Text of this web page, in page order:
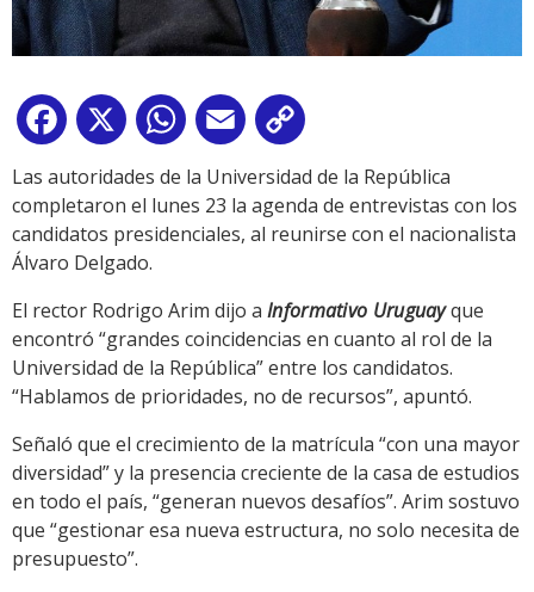
Facebook
X WhatsApp
Email
Link
Las autoridades de la Universidad de la República
completaron el lunes 23 la agenda de entrevistas con los
candidatos presidenciales, al reunirse con el nacionalista
Álvaro Delgado.
El rector Rodrigo Arim dijo a Informativo Uruguayque
encontró “grandes coincidencias en cuanto al rol de la
Universidad de la República” entre los candidatos.
“Hablamos de prioridades, no de recursos”, apuntó.
Señaló que el crecimiento de la matrícula “con una mayor
diversidad” y la presencia creciente de la casa de estudios
en todo el país, “generan nuevos desafíos”. Arim sostuvo
que “gestionar esa nueva estructura, no solo necesita de
presupuesto”.